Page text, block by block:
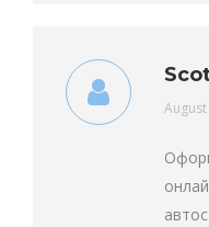
says: